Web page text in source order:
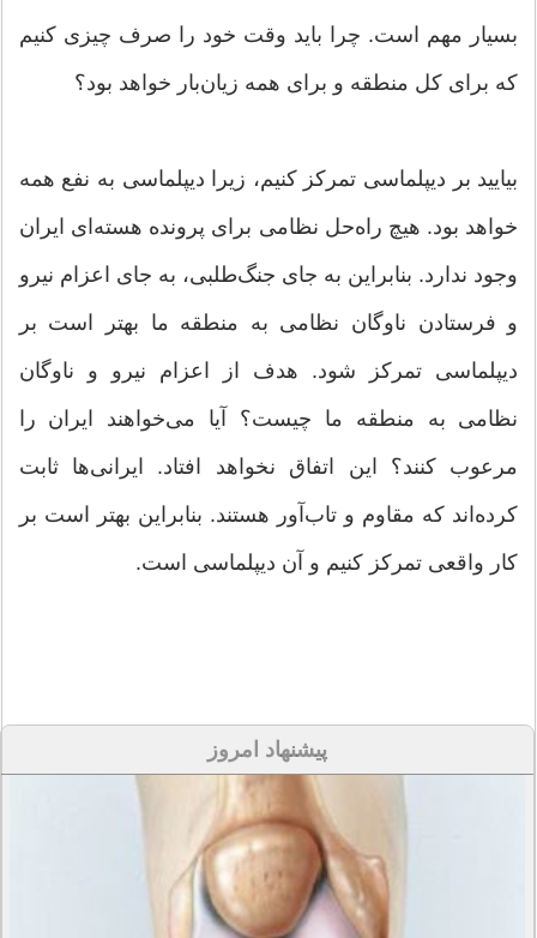
بسیار مهم است. چرا باید وقت خود را صرف چیزی کنیم
که برای کل منطقه و برای همه زیان‌بار خواهد بود؟
بیایید بر دیپلماسی تمرکز کنیم، زیرا دیپلماسی به نفع همه
خواهد بود. هیچ راه‌حل نظامی برای پرونده هسته‌ای ایران
وجود ندارد. بنابراین به جای جنگ‌طلبی، به جای اعزام نیرو
و فرستادن ناوگان نظامی به منطقه ما بهتر است بر
دیپلماسی تمرکز شود. هدف از اعزام نیرو و ناوگان
نظامی به منطقه ما چیست؟ آیا می‌خواهند ایران را
مرعوب کنند؟ این اتفاق نخواهد افتاد. ایرانی‌ها ثابت
کرده‌اند که مقاوم و تاب‌آور هستند. بنابراین بهتر است بر
کار واقعی تمرکز کنیم و آن دیپلماسی است.
پیشنهاد امروز